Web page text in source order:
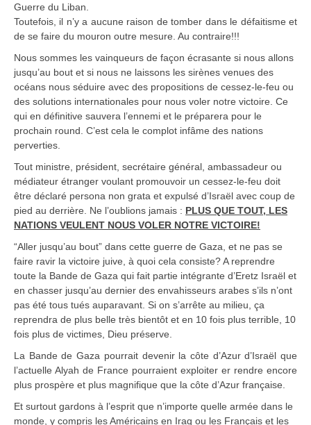
Guerre du Liban.
Toutefois, il n’y a aucune raison de tomber dans le défaitisme et
de se faire du mouron outre mesure. Au contraire!!!
Nous sommes les vainqueurs de façon écrasante si nous allons
jusqu’au bout et si nous ne laissons les sirènes venues des
océans nous séduire avec des propositions de cessez-le-feu ou
des solutions internationales pour nous voler notre victoire. Ce
qui en définitive sauvera l’ennemi et le préparera pour le
prochain round. C’est cela le complot infâme des nations
perverties.
Tout ministre, président, secrétaire général, ambassadeur ou
médiateur étranger voulant promouvoir un cessez-le-feu doit
être déclaré persona non grata et expulsé d’Israël avec coup de
pied au derrière. Ne l’oublions jamais : PLUS QUE TOUT, LES
NATIONS VEULENT NOUS VOLER NOTRE VICTOIRE!
“Aller jusqu’au bout” dans cette guerre de Gaza, et ne pas se
faire ravir la victoire juive, à quoi cela consiste? A reprendre
toute la Bande de Gaza qui fait partie intégrante d’Eretz Israël et
en chasser jusqu’au dernier des envahisseurs arabes s’ils n’ont
pas été tous tués auparavant. Si on s’arrête au milieu, ça
reprendra de plus belle très bientôt et en 10 fois plus terrible, 10
fois plus de victimes, Dieu préserve.
La Bande de Gaza pourrait devenir la côte d’Azur d’Israël que
l’actuelle Alyah de France pourraient exploiter er rendre encore
plus prospère et plus magnifique que la côte d’Azur française.
Et surtout gardons à l’esprit que n’importe quelle armée dans le
monde, y compris les Américains en Iraq ou les Français et les